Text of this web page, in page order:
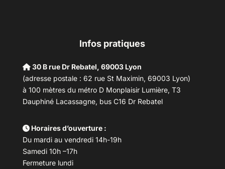
Infos pratiques
30 B rue Dr Rebatel, 69003 Lyon
(adresse postale : 62 rue St Maximin, 69003 Lyon)
à 100 mètres du métro D Monplaisir Lumière, T3
Dauphiné Lacassagne, bus C16 Dr Rebatel
Horaires d’ouverture :
Du mardi au vendredi 14h-19h
Samedi 10h –17h
Fermeture lundi